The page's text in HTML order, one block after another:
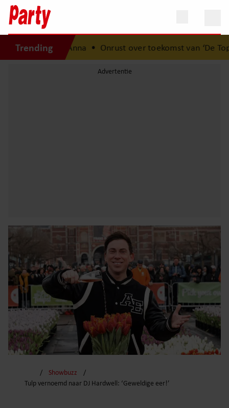
Trending
Jade Anna• Onrust over toekomst van ‘De Toppers’:
Showbuzz
Tulp vernoemd naar DJ Hardwell: ‘Geweldige eer!’